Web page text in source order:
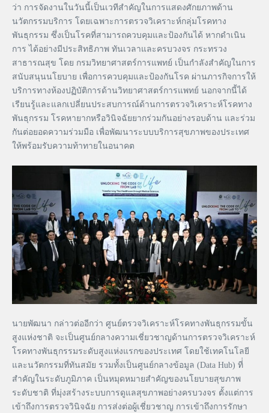
ว่า การจัดงานในวันนี้เป็นเวทีสำคัญในการแสดงศักยภาพด้าน
นวัตกรรมบริการ โดยเฉพาะการตรวจวิเคราะห์กลุ่มโรคทาง
พันธุกรรม ซึ่งเป็นโรคที่สามารถควบคุมและป้องกันได้ หากดำเนิน
การ ได้อย่างมีประสิทธิภาพ ทันเวลาและครบวงจร กระทรวง
สาธารณสุข โดย กรมวิทยาศาสตร์การแพทย์ เป็นกำลังสำคัญในการ
สนับสนุนนโยบาย เพื่อการควบคุมและป้องกันโรค ผ่านภารกิจการให้
บริการทางห้องปฏิบัติการด้านวิทยาศาสตร์การแพทย์ นอกจากนี้ได้
เรียนรู้และแลกเปลี่ยนประสบการณ์ด้านการตรวจวิเคราะห์โรคทาง
พันธุกรรม โรคหายากหรือวินิจฉัยยากร่วมกันอย่างรอบด้าน และร่วม
กันต่อยอดความร่วมมือ เพื่อพัฒนาระบบบริการสุขภาพของประเทศ
ให้พร้อมรับความท้าทายในอนาคต
นายพัฒนา กล่าวต่ออีกว่า ศูนย์ตรวจวิเคราะห์โรคทางพันธุกรรมขั้น
สูงแห่งชาติ จะเป็นศูนย์กลางความเชี่ยวชาญด้านการตรวจวิเคราะห์
โรคทางพันธุกรรมระดับสูงแห่งแรกของประเทศ โดยใช้เทคโนโลยี
และนวัตกรรมที่ทันสมัย รวมทั้งเป็นศูนย์กลางข้อมูล (Data Hub) ที่่
สำคัญในระดับภูมิภาค เป็นหมุดหมายสำคัญของนโยบายสุขภาพ
ระดับชาติ ที่มุ่งสร้างระบบการดูแลสุขภาพอย่างครบวงจร ตั้งแต่การ
เข้าถึงการตรวจวินิจฉัย การส่งต่อผู้เชี่ยวชาญ การเข้าถึงการรักษา